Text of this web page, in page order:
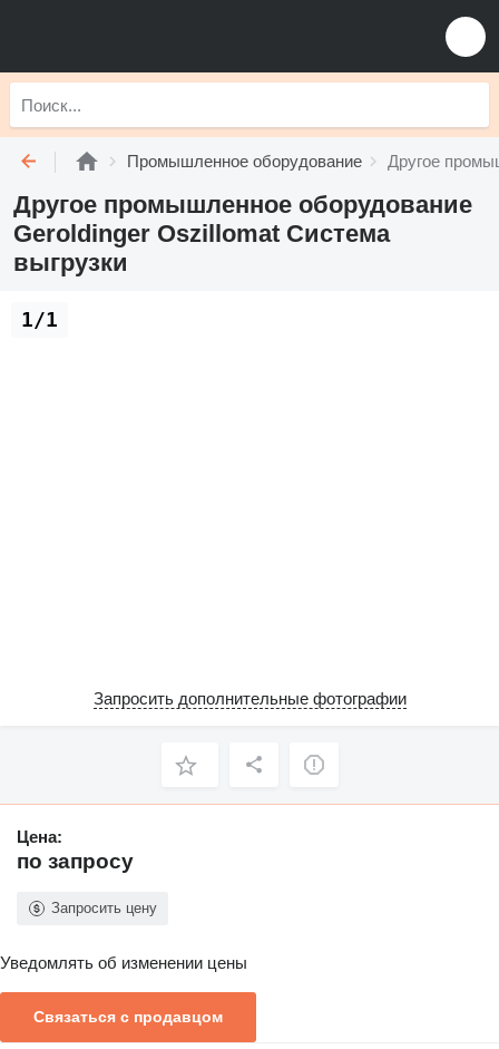
Промышленное оборудование Другое
Другое промышленное оборудование
Geroldinger Oszillomat Система
выгрузки
1/1
Запросить дополнительные фотографии
Цена:
по запросу
Запросить цену
Уведомлять об изменении цены
Связаться с продавцом